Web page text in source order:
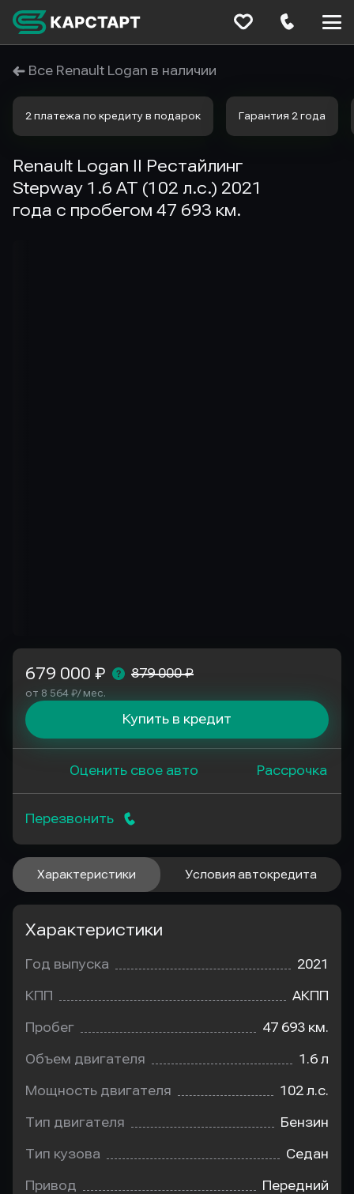
Все Renault Logan в наличии
2 платежа по кредиту в подарок Гарантия 2 года
Renault Logan II Рестайлинг
Stepway 1.6 AT (102 л.с.) 2021
года с пробегом 47 693 км.
679 000 ₽ 879 000 ₽
от 8 564 ₽/ мес.
Купить в кредит
Оценить свое авто Рассрочка
Перезвонить
Характеристики Условия автокредита
Характеристики
Год выпуска 2021
КПП АКПП
Пробег 47 693 км.
Объем двигателя 1.6 л
Мощность двигателя 102 л.с.
Тип двигателя Бензин
Тип кузова Седан
Привод Передний